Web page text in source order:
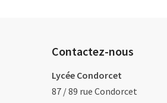
Contactez-nous
Lycée Condorcet
87 / 89 rue Condorcet